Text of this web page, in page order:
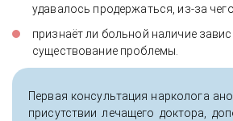
удавалось продержаться, из-за
признаёт ли больной наличие
существование проблемы.
Первая консультация нарколога
присутствии лечащего доктора,